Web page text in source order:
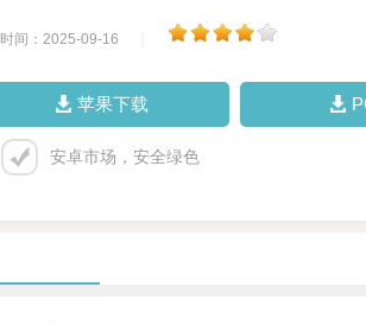
时间：2025-09-16
苹果下载
安卓市场，安全绿色